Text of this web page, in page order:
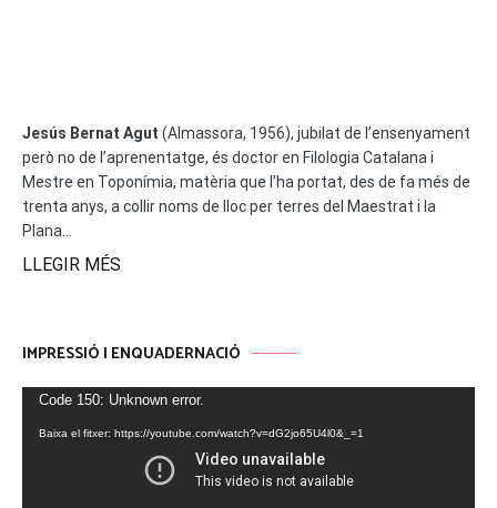
Jesús Bernat Agut (Almassora, 1956), jubilat de l’ensenyament
però no de l’aprenentatge, és doctor en Filologia Catalana i
Mestre en Toponímia, matèria que l’ha portat, des de fa més de
trenta anys, a collir noms de lloc per terres del Maestrat i la
Plana...
LLEGIR MÉS
IMPRESSIÓ I ENQUADERNACIÓ
Reproductor
vídeo
Code 150: Unknown error.
Baixa el fitxer: https://youtube.com/watch?v=dG2jo65U4l0&_=1